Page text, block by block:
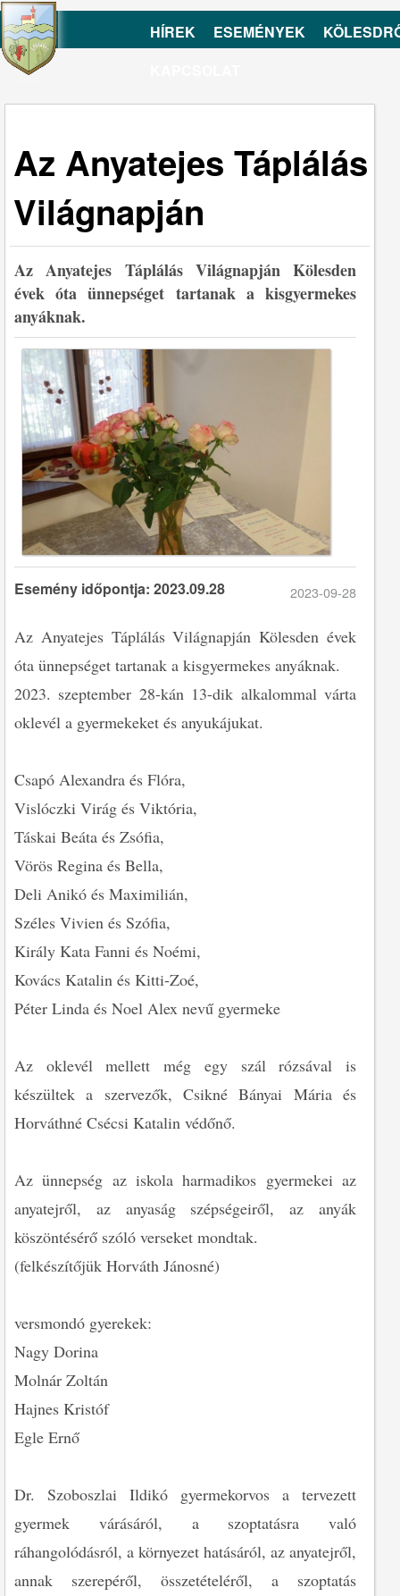
HÍREK ESEMÉNYEK
Az Anyatejes Táplálás
Világnapján
Az Anyatejes Táplálás Világnapján Kölesden
évek óta ünnepséget tartanak a kisgyermekes
anyáknak.
Esemény időpontja: 2023.09.28 2023-09-28
Az Anyatejes Táplálás Világnapján Kölesden évek
óta ünnepséget tartanak a kisgyermekes anyáknak.
2023. szeptember 28-kán 13-dik alkalommal várta
oklevél a gyermekeket és anyukájukat.
Csapó Alexandra és Flóra,
Vislóczki Virág és Viktória,
Táskai Beáta és Zsófia,
Vörös Regina és Bella,
Deli Anikó és Maximilián,
Széles Vivien és Szófia,
Király Kata Fanni és Noémi,
Kovács Katalin és Kitti-Zoé,
Péter Linda és Noel Alex nevű gyermeke
Az oklevél mellett még egy szál rózsával is
készültek a szervezők, Csikné Bányai Mária és
Horváthné Csécsi Katalin védőnő.
Az ünnepség az iskola harmadikos gyermekei az
anyatejről, az anyaság szépségeiről, az anyák
köszöntésérő szóló verseket mondtak.
(felkészítőjük Horváth Jánosné)
versmondó gyerekek:
Nagy Dorina
Molnár Zoltán
Hajnes Kristóf
Egle Ernő
Dr. Szoboszlai Ildikó gyermekorvos a tervezett
gyermek várásáról, a szoptatásra való
ráhangolódásról, a környezet hatásáról, az anyatejről,
annak szerepéről, összetételéről, a szoptatás